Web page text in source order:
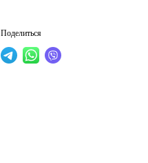
Поделиться